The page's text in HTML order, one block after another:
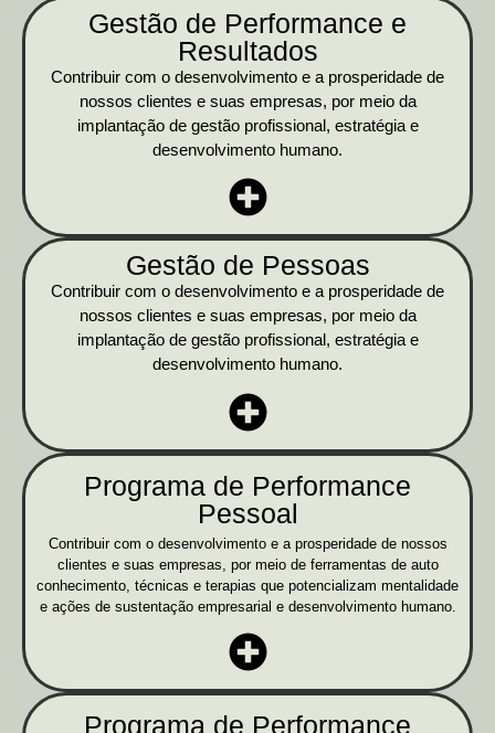
Gestão de Performance e
Resultados
Contribuir com o desenvolvimento e a prosperidade de
nossos clientes e suas empresas, por meio da
implantação de gestão profissional, estratégia e
desenvolvimento humano.
Gestão de Pessoas
Contribuir com o desenvolvimento e a prosperidade de
nossos clientes e suas empresas, por meio da
implantação de gestão profissional, estratégia e
desenvolvimento humano.
Programa de Performance
Pessoal
Contribuir com o desenvolvimento e a prosperidade de nossos
clientes e suas empresas, por meio de ferramentas de auto
conhecimento, técnicas e terapias que potencializam mentalidade
e ações de sustentação empresarial e desenvolvimento humano.
Programa de Performance